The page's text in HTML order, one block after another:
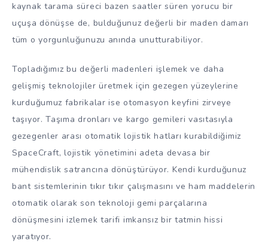
kaynak tarama süreci bazen saatler süren yorucu bir
uçuşa dönüşse de, bulduğunuz değerli bir maden damarı
tüm o yorgunluğunuzu anında unutturabiliyor.
Topladığımız bu değerli madenleri işlemek ve daha
gelişmiş teknolojiler üretmek için gezegen yüzeylerine
kurduğumuz fabrikalar ise otomasyon keyfini zirveye
taşıyor. Taşıma dronları ve kargo gemileri vasıtasıyla
gezegenler arası otomatik lojistik hatları kurabildiğimiz
SpaceCraft, lojistik yönetimini adeta devasa bir
mühendislik satrancına dönüştürüyor. Kendi kurduğunuz
bant sistemlerinin tıkır tıkır çalışmasını ve ham maddelerin
otomatik olarak son teknoloji gemi parçalarına
dönüşmesini izlemek tarifi imkansız bir tatmin hissi
yaratıyor.